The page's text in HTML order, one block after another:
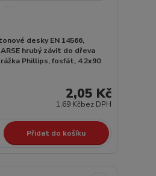
desky EN 14566,
hrubý závit do dřeva
Phillips, fosfát, 4.2x90
2,05 Kč
1,69 Kčbez DPH
Přidat do košíku